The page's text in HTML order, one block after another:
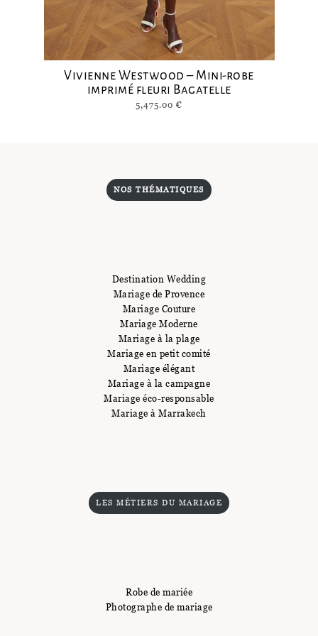
Vivienne Westwood – Mini-robe
imprimé fleuri Bagatelle
5,475.00 €
NOS THÉMATIQUES
Destination Wedding
Mariage de Provence
Mariage Couture
Mariage Moderne
Mariage à la plage
Mariage en petit comité
Mariage élégant
Mariage à la campagne
Mariage éco-responsable
Mariage à Marrakech
LES MÉTIERS DU MARIAGE
Robe de mariée
Photographe de mariage